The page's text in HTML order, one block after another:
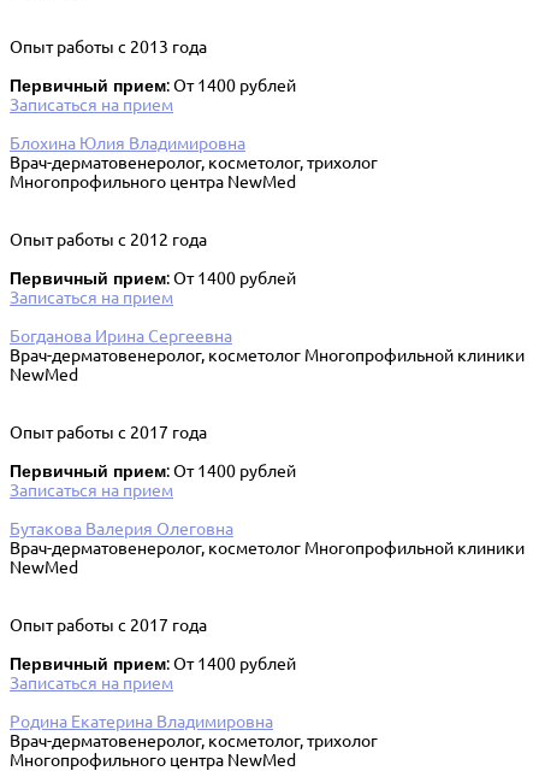
Опыт работы с 2013 года
Первичный прием: От 1400 рублей
Записаться на прием
Блохина Юлия Владимировна
Врач-дерматовенеролог, косметолог, трихолог
Многопрофильного центра NewMed
Опыт работы с 2012 года
Первичный прием: От 1400 рублей
Записаться на прием
Богданова Ирина Сергеевна
Врач-дерматовенеролог, косметолог Многопрофильной клиники
NewMed
Опыт работы с 2017 года
Первичный прием: От 1400 рублей
Записаться на прием
Бутакова Валерия Олеговна
Врач-дерматовенеролог, косметолог Многопрофильной клиники
NewMed
Опыт работы с 2017 года
Первичный прием: От 1400 рублей
Записаться на прием
Родина Екатерина Владимировна
Врач-дерматовенеролог, косметолог, трихолог
Многопрофильного центра NewMed